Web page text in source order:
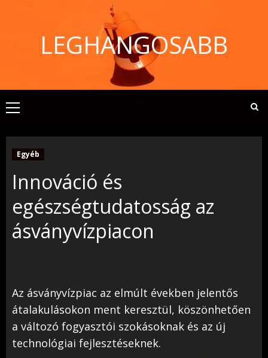
LEGHANGOSABB
Primary
Egyéb
Innováció és
egészségtudatosság az
ásványvízpiacon
Az ásványvízpiac az elmúlt években jelentős
átalakulásokon ment keresztül, köszönhetően
a változó fogyasztói szokásoknak és az új
technológiai fejlesztéseknek.